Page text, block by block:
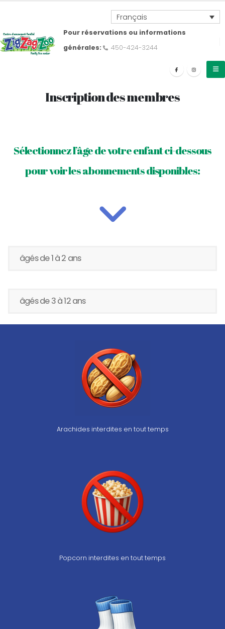
Français
Pour réservations ou informations
générales:
450-424-3244
Inscription des membres
Sélectionnez l’âge de votre enfant ci-dessous
pour voir les abonnements disponibles:
âgés de 1 à 2 ans
âgés de 3 à 12 ans
Arachides interdites en tout temps
Popcorn interdites en tout temps